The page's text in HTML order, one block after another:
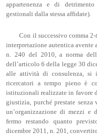
appartenenza e di
gestionali dalla stessa affidate).
Con il successivo comma 2-
interpretazione autentica avente
n. 240 del 2010, a norma
dell’articolo 6 della legge 30
alle attività di consulenza, si
ricercatori a tempo pieno è
istituzionali realizzate in favore
giustizia, purché prestate
un’organizzazione di mezzi e
fermo restando quanto
dicembre 2011, n. 201,